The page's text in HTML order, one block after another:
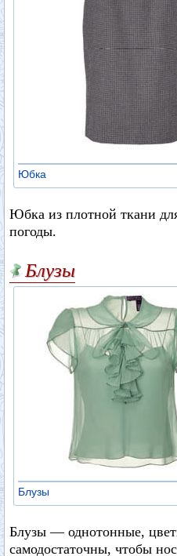
Юбка
Юбка из плотной ткани
погоды.
Блузы
Блузы
Блузы — однотонные,
самодостаточны, чтобы